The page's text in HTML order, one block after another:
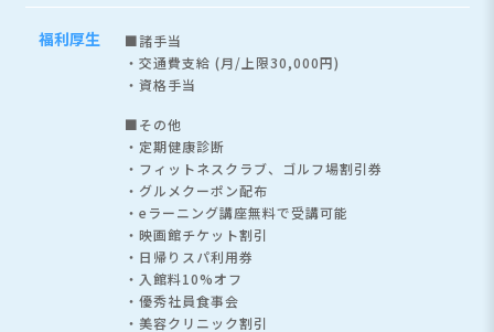
福利厚生
■諸手当
・交通費支給 (月/上限30,000円)
・資格手当
■その他
・定期健康診断
・フィットネスクラブ、ゴルフ場割引券
・グルメクーポン配布
・eラーニング講座無料で受講可能
・映画館チケット割引
・日帰りスパ利用券
・入館料10%オフ
・優秀社員食事会
・美容クリニック割引